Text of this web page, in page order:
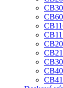
CB30
CB60